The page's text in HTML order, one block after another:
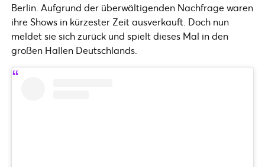
Berlin. Aufgrund der überwältigenden Nachfrage waren
ihre Shows in kürzester Zeit ausverkauft. Doch nun
meldet sie sich zurück und spielt dieses Mal in den
großen Hallen Deutschlands.